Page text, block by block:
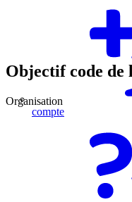
compte
Objectif code de
Organisation